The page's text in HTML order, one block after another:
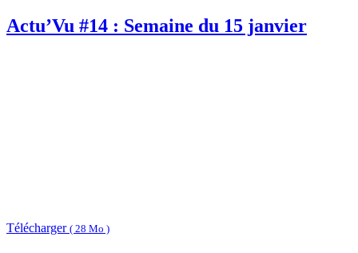
Actu’Vu #14 : Semaine du 15 janvier
Télécharger ( 28 Mo )